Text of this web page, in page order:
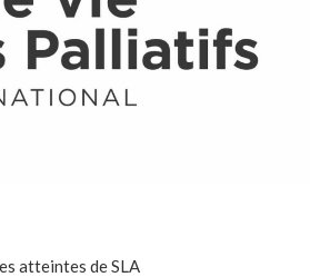
atteintes de SLA